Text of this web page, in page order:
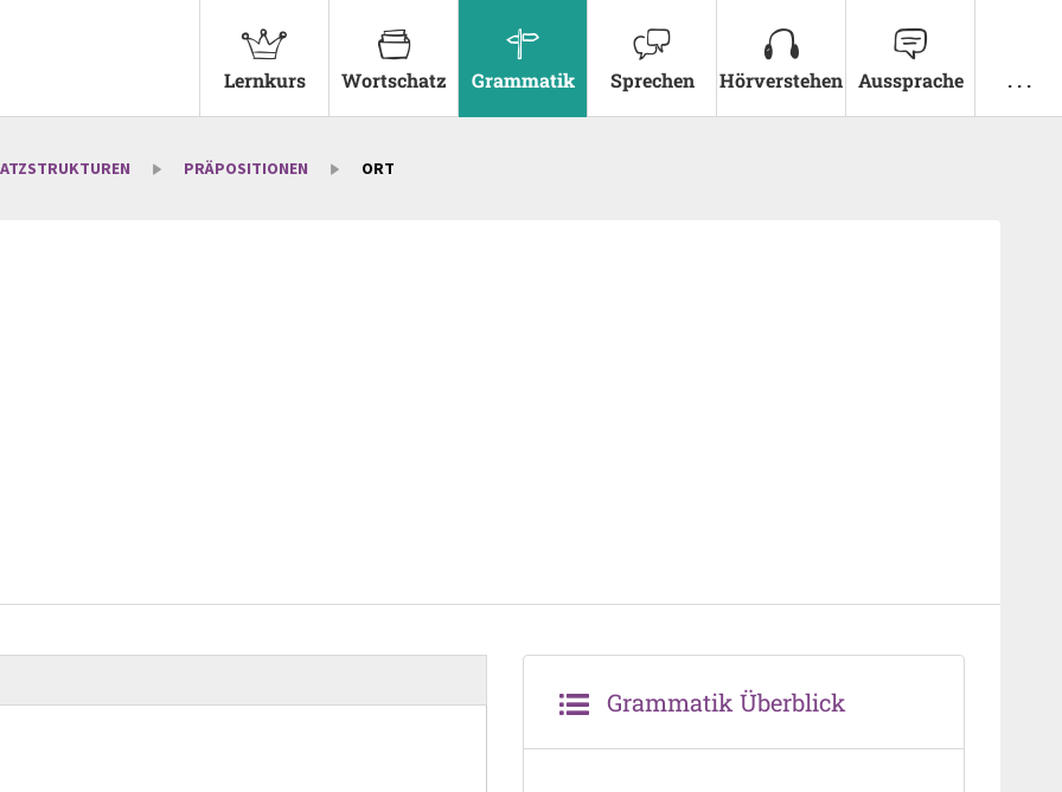
Lernkurs Wortschatz Grammatik Sprechen Hörverstehen Aussprache . . .
PRÄPOSITIONEN ORT
Grammatik Überblick